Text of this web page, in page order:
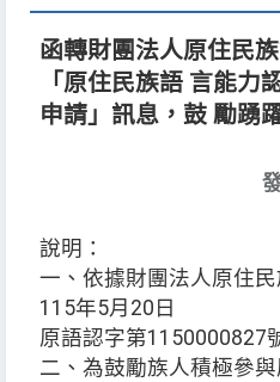
函轉財團法人原住民
「原住民族語 言能力
申請」訊息，鼓 勵踴
說明：
一、依據財團法人原住
115年5月20日
原語認字第1150000827
二、為鼓勵族人積極參